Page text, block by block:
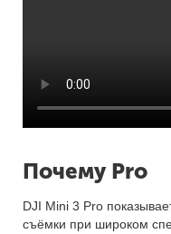
Почему Pro
DJI Mini 3 Pro
съёмки при широком